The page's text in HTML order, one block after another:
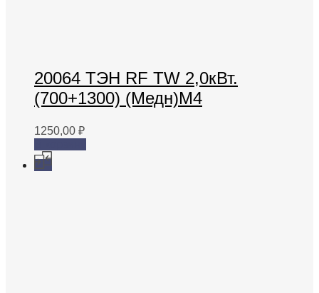
20064 ТЭН RF TW 2,0кВт.
(700+1300) (Медн)M4
1250,00 ₽